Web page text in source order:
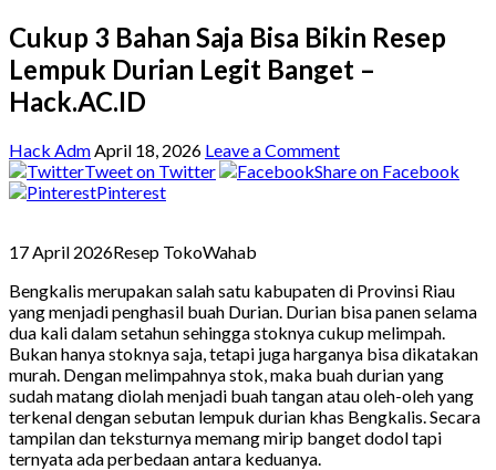
Cukup 3 Bahan Saja Bisa Bikin Resep
Lempuk Durian Legit Banget –
Hack.AC.ID
Hack AdmApril 18, 2026 Leave a Comment
Tweet on Twitter
Share on Facebook
Pinterest
17 April 2026Resep TokoWahab
Bengkalis merupakan salah satu kabupaten di Provinsi Riau
yang menjadi penghasil buah Durian. Durian bisa panen selama
dua kali dalam setahun sehingga stoknya cukup melimpah.
Bukan hanya stoknya saja, tetapi juga harganya bisa dikatakan
murah. Dengan melimpahnya stok, maka buah durian yang
sudah matang diolah menjadi buah tangan atau oleh-oleh yang
terkenal dengan sebutan lempuk durian khas Bengkalis. Secara
tampilan dan teksturnya memang mirip banget dodol tapi
ternyata ada perbedaan antara keduanya.